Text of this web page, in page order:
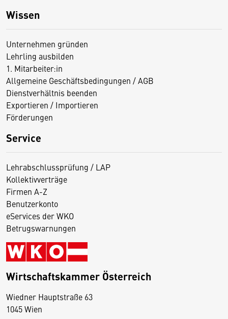
Wissen
Unternehmen gründen
Lehrling ausbilden
1. Mitarbeiter:in
Allgemeine Geschäftsbedingungen / AGB
Dienstverhältnis beenden
Exportieren / Importieren
Förderungen
Service
Lehrabschlussprüfung / LAP
Kollektivverträge
Firmen A-Z
Benutzerkonto
eServices der WKO
Betrugswarnungen
Wirtschaftskammer Österreich
Wiedner Hauptstraße 63
1045 Wien
D